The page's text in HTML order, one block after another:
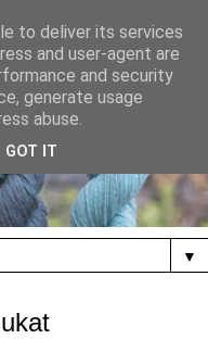
▼
to deliver its services
and user-agent are
and security
generate usage
abuse.
GOT IT